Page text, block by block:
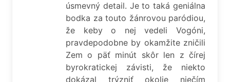
úsmevný detail. Je to taká geniálna
bodka za touto žánrovou paródiou,
že keby o nej vedeli Vogóni,
pravdepodobne by okamžite zničili
Zem o päť minút skôr len z čírej
byrokratickej závisti, že niekto
dokázal trýzniť okolie niečím